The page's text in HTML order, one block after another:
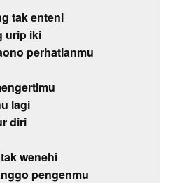
tak enteni
urip iki
perhatianmu
lagi
diri
wenehi
pengenmu